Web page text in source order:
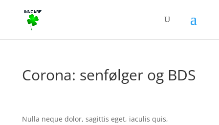
Corona: senfølger og BDS
Nulla neque dolor, sagittis eget, iaculis quis,